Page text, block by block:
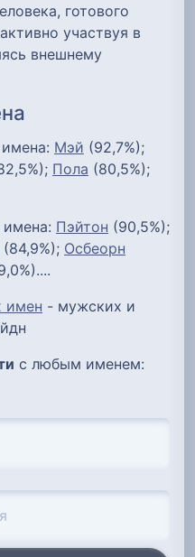
готового
участвуя в
внешнему
Мэй (92,7%);
Пола (80,5%);
имена: Пэйтон (90,5%);
(84,9%); Осбеорн
имен - мужских и
с любым именем: